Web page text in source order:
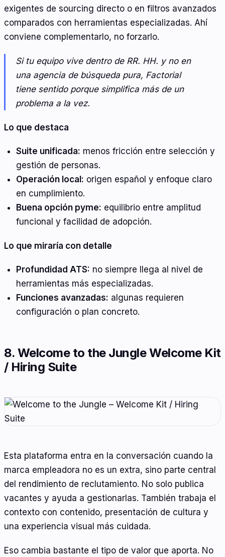
exigentes de sourcing directo o en filtros avanzados
comparados con herramientas especializadas. Ahí
conviene complementarlo, no forzarlo.
Si tu equipo vive dentro de RR. HH. y no en
una agencia de búsqueda pura, Factorial
tiene sentido porque simplifica más de un
problema a la vez.
Lo que destaca
Suite unificada: menos fricción entre selección y
gestión de personas.
Operación local: origen español y enfoque claro
en cumplimiento.
Buena opción pyme: equilibrio entre amplitud
funcional y facilidad de adopción.
Lo que miraría con detalle
Profundidad ATS: no siempre llega al nivel de
herramientas más especializadas.
Funciones avanzadas: algunas requieren
configuración o plan concreto.
8. Welcome to the Jungle Welcome Kit
/ Hiring Suite
Esta plataforma entra en la conversación cuando la
marca empleadora no es un extra, sino parte central
del rendimiento de reclutamiento. No solo publica
vacantes y ayuda a gestionarlas. También trabaja el
contexto con contenido, presentación de cultura y
una experiencia visual más cuidada.
Eso cambia bastante el tipo de valor que aporta. No